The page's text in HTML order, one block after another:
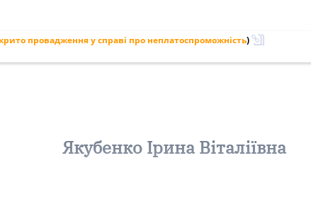
провадження у справі про неплатоспроможність)
Якубенко Ірина Віталіївна